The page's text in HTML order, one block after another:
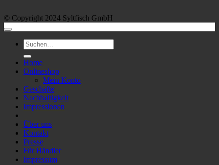
© Copyright 2024 Syltfisch GmbH
Suchen
nach:
Home
Onlineshop
Mein Konto
Geschäfte
Nachhaltigkeit
Impressionen
Über uns
Kontakt
Presse
Für Händler
Impressum